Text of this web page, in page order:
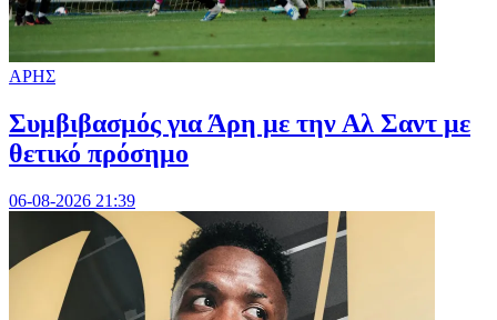
ΑΡΗΣ
Συμβιβασμός για Άρη με την Αλ Σαντ με
θετικό πρόσημο
06-08-2026 21:39